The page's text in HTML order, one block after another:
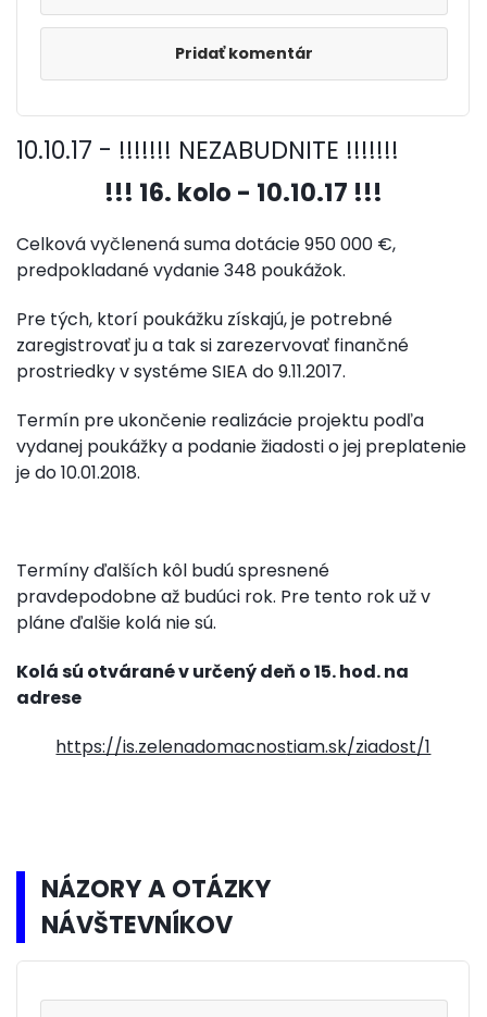
Pridať komentár
10.10.17 - !!!!!!! NEZABUDNITE !!!!!!!
!!! 16. kolo - 10.10.17 !!!
Celková vyčlenená suma dotácie 950 000 €,
predpokladané vydanie 348 poukážok.
Pre tých, ktorí poukážku získajú, je potrebné
zaregistrovať ju a tak si zarezervovať finančné
prostriedky v systéme SIEA do 9.11.2017.
Termín pre ukončenie realizácie projektu podľa
vydanej poukážky a podanie žiadosti o jej preplatenie
je do 10.01.2018.
Termíny ďalších kôl budú spresnené
pravdepodobne až budúci rok. Pre tento rok už v
pláne ďalšie kolá nie sú.
Kolá sú otvárané v určený deň o 15. hod. na
adrese
https://is.zelenadomacnostiam.sk/ziadost/1
NÁZORY A OTÁZKY
NÁVŠTEVNÍKOV